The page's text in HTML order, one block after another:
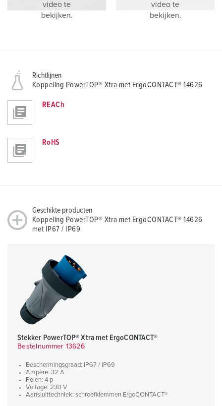
video te
bekijken.
video te
bekijken.
Richtlijnen
Koppeling PowerTOP® Xtra met ErgoCONTACT® 14626
REACh
RoHS
Geschikte producten
Koppeling PowerTOP® Xtra met ErgoCONTACT® 14626
met IP67 / IP69
Stekker PowerTOP® Xtra met ErgoCONTACT®
Bestelnummer 13626
Beschermingsgraad: IP67 / IP69
Ampère: 32 A
Polen: 4 p
Voltage: 230 V
Aansluittechniek: schroefklemmen ErgoCONTACT®